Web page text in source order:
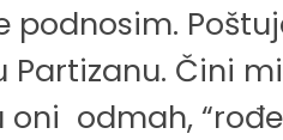
Partizanu. Čini
oni odmah,